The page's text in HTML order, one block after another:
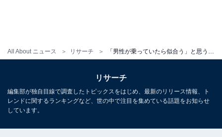
All About ニュース リサーチ
リサーチ
編集部が独自目線で調査したトピックスをはじめ、最新のリリース情報、ト
レンドに関するランキングなど、世の中で注目を集めている話題をお知らせ
しています。